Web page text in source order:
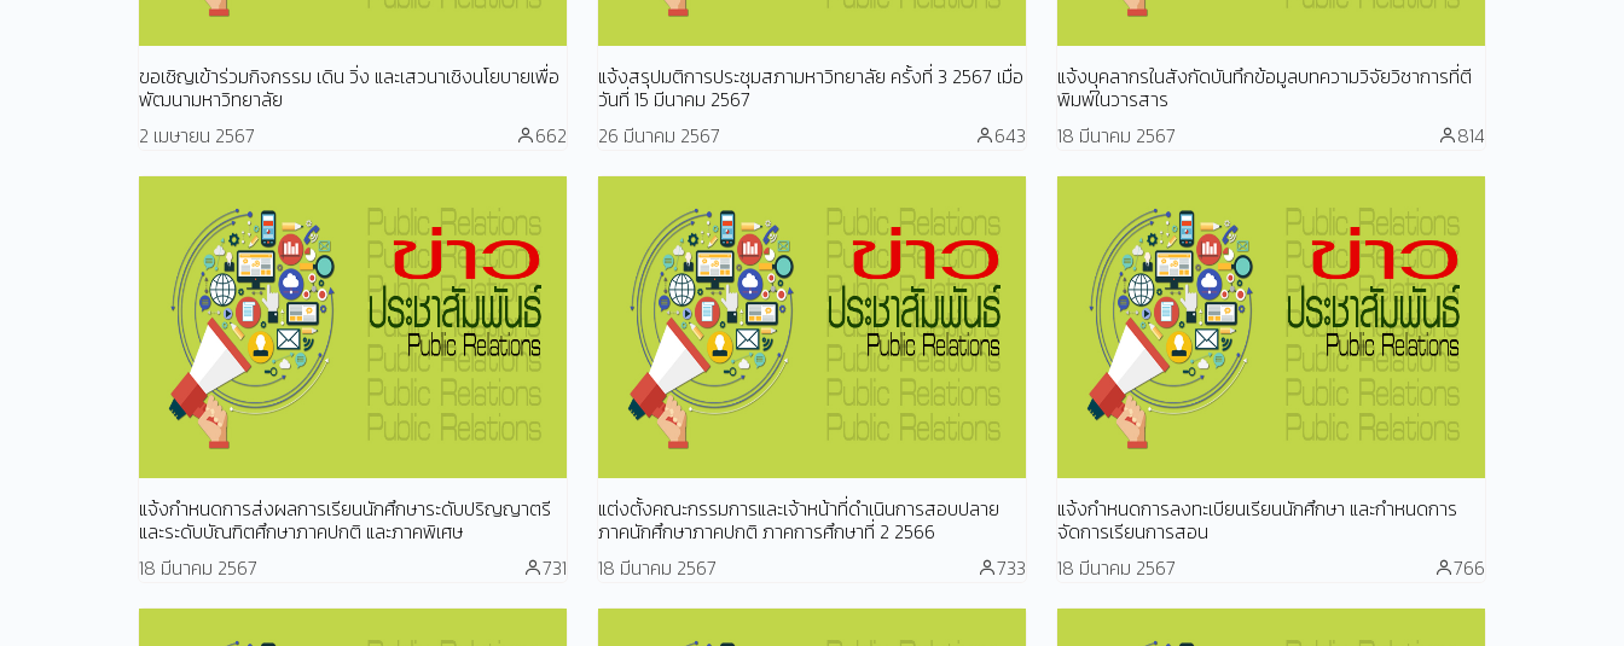
ขอเชิญเข้าร่วมกิจกรรม เดิน วิ่ง และเสวนาเชิงนโยบายเพื่อ
พัฒนามหาวิทยาลัย
2 เมษายน 2567
662
แจ้งสรุปมติการประชุมสภามหาวิทยาลัย ครั้งที่ 3 2567 เมื่อ
วันที่ 15 มีนาคม 2567
26 มีนาคม 2567
643
แจ้งบุคลากรในสังกัดบันทึกข้อมูลบทความวิจัยวิชาการที่ตี
พิมพ์ในวารสาร
18 มีนาคม 2567
814
แจ้งกำหนดการส่งผลการเรียนนักศึกษาระดับปริญญาตรี
และระดับบัณฑิตศึกษาภาคปกติ และภาคพิเศษ
18 มีนาคม 2567
731
แต่งตั้งคณะกรรมการและเจ้าหน้าที่ดำเนินการสอบปลาย
ภาคนักศึกษาภาคปกติ ภาคการศึกษาที่ 2 2566
18 มีนาคม 2567
733
แจ้งกำหนดการลงทะเบียนเรียนนักศึกษา และกำหนดการ
จัดการเรียนการสอน
18 มีนาคม 2567
766